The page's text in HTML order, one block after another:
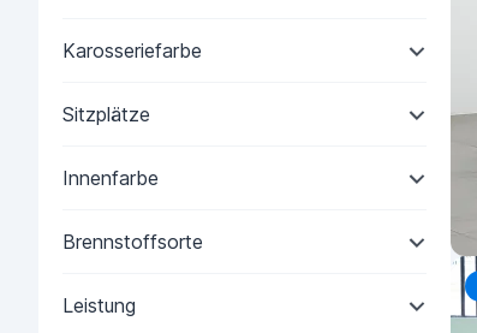
Karosseriefarbe
Sitzplätze
Innenfarbe
Brennstoffsorte
Leistung